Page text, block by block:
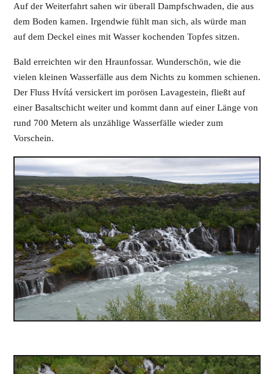
Auf der Weiterfahrt sahen wir überall Dampfschwaden, die aus
dem Boden kamen. Irgendwie fühlt man sich, als würde man
auf dem Deckel eines mit Wasser kochenden Topfes sitzen.
Bald erreichten wir den Hraunfossar. Wunderschön, wie die
vielen kleinen Wasserfälle aus dem Nichts zu kommen schienen.
Der Fluss Hvítá versickert im porösen Lavagestein, fließt auf
einer Basaltschicht weiter und kommt dann auf einer Länge von
rund 700 Metern als unzählige Wasserfälle wieder zum
Vorschein.